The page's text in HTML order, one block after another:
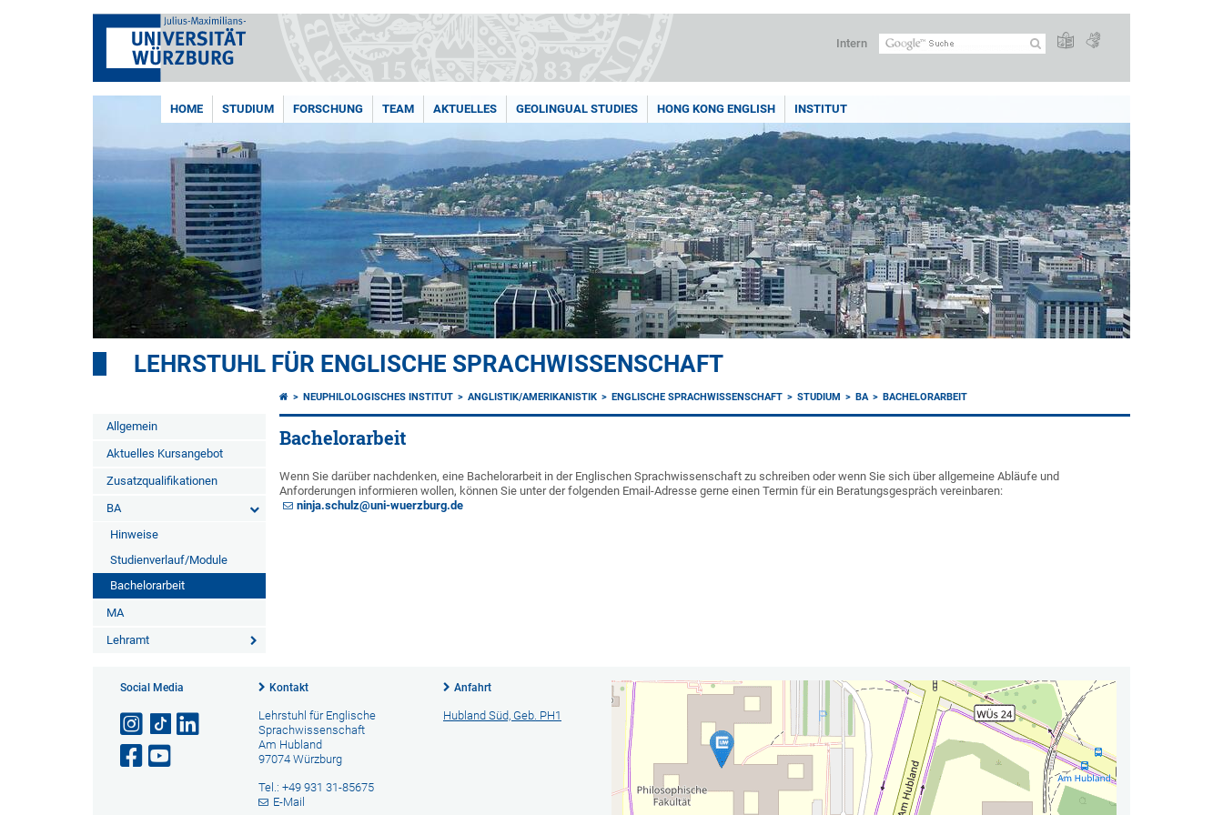
Intern
HOME STUDIUM FORSCHUNG TEAM AKTUELLES GEOLINGUAL STUDIES HONG KONG ENGLISH INSTITUT
LEHRSTUHL FÜR ENGLISCHE SPRACHWISSENSCHAFT
Allgemein
Aktuelles Kursangebot
Zusatzqualifikationen
BA
Hinweise
Studienverlauf/Module
Bachelorarbeit
MA
Lehramt
NEUPHILOLOGISCHES INSTITUT ANGLISTIK/AMERIKANISTIK ENGLISCHE SPRACHWISSENSCHAFT STUDIUM BA BACHELORARBEIT
Bachelorarbeit
Wenn Sie darüber nachdenken, eine Bachelorarbeit in der Englischen Sprachwissenschaft zu schreiben oder wenn Sie sich über allgemeine Abläufe und
Anforderungen informieren wollen, können Sie unter der folgenden Email-Adresse gerne einen Termin für ein Beratungsgespräch vereinbaren:
ninja.schulz@uni-wuerzburg.de
Social Media Kontakt
Lehrstuhl für Englische
Sprachwissenschaft
Am Hubland
97074 Würzburg
Tel.: +49 931 31-85675
E-Mail
Anfahrt
Hubland Süd, Geb. PH1